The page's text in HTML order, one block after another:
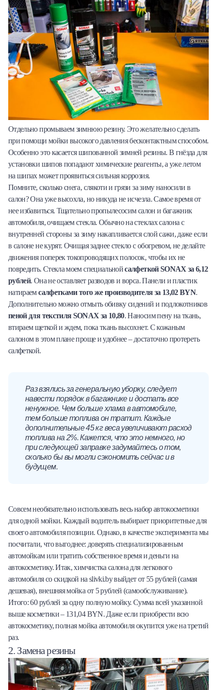
Отдельно промываем зимнюю резину. Это желательно сделать
при помощи мойки высокого давления бесконтактным способом.
Особенно это касается шипованной зимней резины. В гнёзда для
установки шипов попадают химические реагенты, а уже летом
на шипах может проявиться сильная коррозия.
Помните, сколько снега, слякоти и грязи за зиму наносили в
салон? Она уже высохла, но никуда не исчезла. Самое время от
нее избавиться. Тщательно пропылесосим салон и багажник
автомобиля, очищаем стекла. Обычно на стеклах салона с
внутренней стороны за зиму накапливается слой сажи, даже если
в салоне не курят. Очищая заднее стекло с обогревом, не делайте
движения поперек токопроводящих полосок, чтобы их не
повредить. Стекла моем специальнойсалфеткой SONAX за 6,12
рублей. Она не оставляет разводов и ворса. Панели и пластик
натираемсалфетками того же производителя за 13,02 BYN.
Дополнительно можно отмыть обивку сидений и подлокотников
пеной для текстиля SONAX за 10,80. Наносим пену на ткань,
втираем щеткой и ждем, пока ткань высохнет. С кожаным
салоном в этом плане проще и удобнее – достаточно протереть
салфеткой.
Раз взялись за генеральную уборку, следует
навести порядок в багажнике и достать все
ненужное. Чем больше хлама в автомобиле,
тем больше топлива он тратит. Каждые
дополнительные 45 кг веса увеличивают расход
топлива на 2%. Кажется, что это немного, но
при следующей заправке задумайтесь о том,
сколько бы вы могли сэкономить сейчас и в
будущем.
Совсем необязательно использовать весь набор автокосметики
для одной мойки. Каждый водитель выбирает приоритетные для
своего автомобиля позиции. Однако, в качестве эксперимента мы
посчитали, что выгоднее: доверять специализированным
автомойкам или тратить собственное время и деньги на
автокосметику. Итак, химчистка салона для легкового
автомобиля со скидкой на slivki.by выйдет от 55 рублей (самая
дешевая), внешняя мойка от 5 рублей (самообслуживание).
Итого: 60 рублей за одну полную мойку. Сумма всей указанной
выше косметики – 131,04 BYN. Даже если приобрести всю
автокосметику, полная мойка автомобиля окупится уже на третий
раз.
2. Замена резины